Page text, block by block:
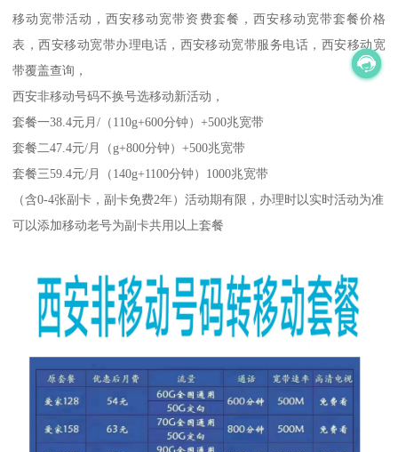
移动宽带活动，西安移动宽带资费套餐，西安移动宽带套餐价格
表，西安移动宽带办理电话，西安移动宽带服务电话，西安移动宽
带覆盖查询，
西安非移动号码不换号选移动新活动，
套餐一38.4元月/（110g+600分钟）+500兆宽带
套餐二47.4元/月（g+800分钟）+500兆宽带
套餐三59.4元/月（140g+1100分钟）1000兆宽带
（含0-4张副卡，副卡免费2年）活动期有限，办理时以实时活动为准
可以添加移动老号为副卡共用以上套餐